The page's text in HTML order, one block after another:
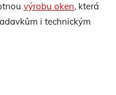
výrobu oken, která
i technickým